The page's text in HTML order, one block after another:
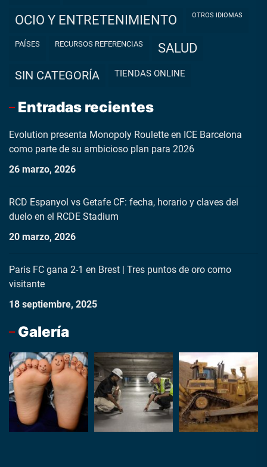
OCIO Y ENTRETENIMIENTO OTROS IDIOMAS
PAÍSES RECURSOS REFERENCIAS SALUD
SIN CATEGORÍA TIENDAS ONLINE
Entradas recientes
Evolution presenta Monopoly Roulette en ICE Barcelona
como parte de su ambicioso plan para 2026
26 marzo, 2026
RCD Espanyol vs Getafe CF: fecha, horario y claves del
duelo en el RCDE Stadium
20 marzo, 2026
Paris FC gana 2-1 en Brest | Tres puntos de oro como
visitante
18 septiembre, 2025
Galería